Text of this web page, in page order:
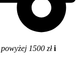
powyżej 1500 złi